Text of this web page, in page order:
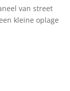
van street
kleine oplage